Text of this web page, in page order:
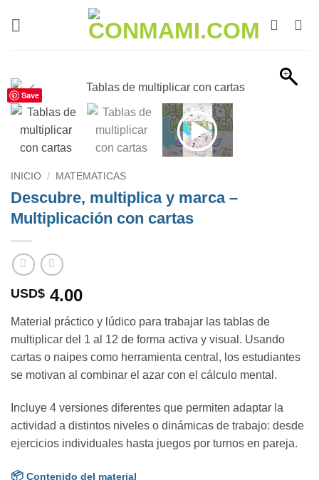
Save
INICIO / MATEMATICAS
Descubre, multiplica y marca –
Multiplicación con cartas
USD$ 4.00
Material práctico y lúdico para trabajar las tablas de
multiplicar del 1 al 12 de forma activa y visual. Usando
cartas o naipes como herramienta central, los estudiantes
se motivan al combinar el azar con el cálculo mental.
Incluye 4 versiones diferentes que permiten adaptar la
actividad a distintos niveles o dinámicas de trabajo: desde
ejercicios individuales hasta juegos por turnos en pareja.
📦 Contenido del material